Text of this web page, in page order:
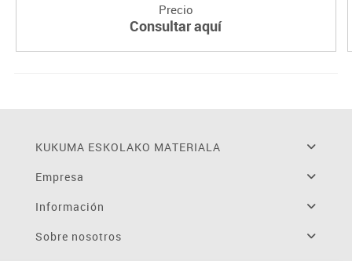
Precio
Consultar aquí
KUKUMA ESKOLAKO MATERIALA
Empresa
Información
Sobre nosotros